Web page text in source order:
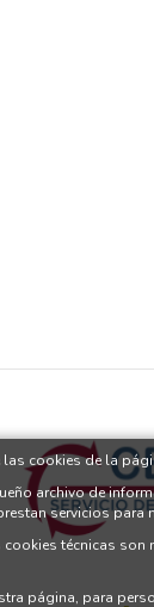
cookies de la
archivo de
servicios para
técnicas
página, para